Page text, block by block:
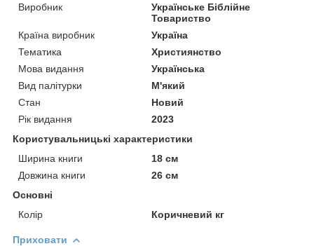
Виробник
Українське Біблійне
Товариство
Країна виробник
Україна
Тематика
Християнство
Мова видання
Українська
Вид палітурки
М'який
Стан
Новий
Рік видання
2023
Користувальницькі характеристики
Ширина книги
18 см
Довжина книги
26 см
Основні
Колір
Коричневий кг
Приховати